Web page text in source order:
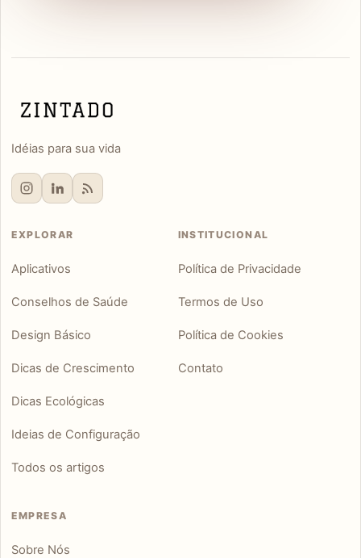
Idéias para sua vida
EXPLORAR
Aplicativos
Conselhos de Saúde
Design Básico
Dicas de Crescimento
Dicas Ecológicas
Ideias de Configuração
Todos os artigos
INSTITUCIONAL
Política de Privacidade
Termos de Uso
Política de Cookies
Contato
EMPRESA
Sobre Nós